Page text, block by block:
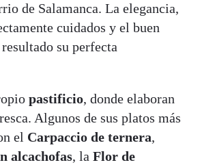
de Salamanca. La elegancia,
cuidados y el buen
su perfecta
pastificio, donde elaboran
Algunos de sus platos más
el Carpaccio de ternera,
alcachofas, la Flor de